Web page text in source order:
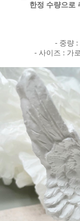
한정 수량으로
- 중량 :
- 사이즈 : 가